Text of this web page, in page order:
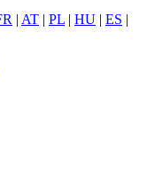
| AT | PL | HU | ES |